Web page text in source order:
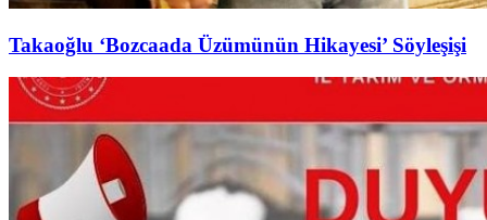
Takaoğlu ‘Bozcaada Üzümünün Hikayesi’ Söyleşişi